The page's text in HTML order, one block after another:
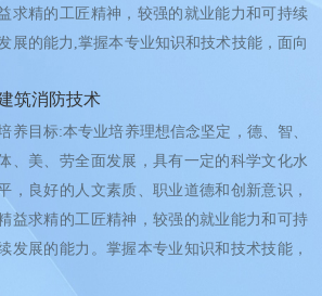
求精的工匠精神，较强的就业能力和可持续
展的能力,掌握本专业知识和技术技能，面向
筑消防技术
养目标:本专业培养理想信念坚定，德、智、
、美、劳全面发展，具有一定的科学文化水
，良好的人文素质、职业道德和创新意识，
益求精的工匠精神，较强的就业能力和可持
发展的能力。掌握本专业知识和技术技能，